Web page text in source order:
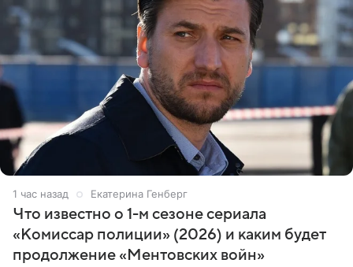
1 час назад Екатерина Генберг
Что известно о 1-м сезоне сериала
«Комиссар полиции» (2026) и каким будет
продолжение «Ментовских войн»